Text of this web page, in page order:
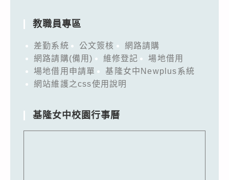
教職員專區
差勤系統 公文簽核
網路請購
網路請購(備用)
維修登記
場地借用
場地借用申請單
基隆女中Newplus系統
網站維護之css使用說明
基隆女中校園行事曆